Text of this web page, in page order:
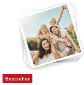
Bestseller